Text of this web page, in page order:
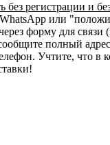
без регистрации и
или
форму для связи
полный
Учтите, что в